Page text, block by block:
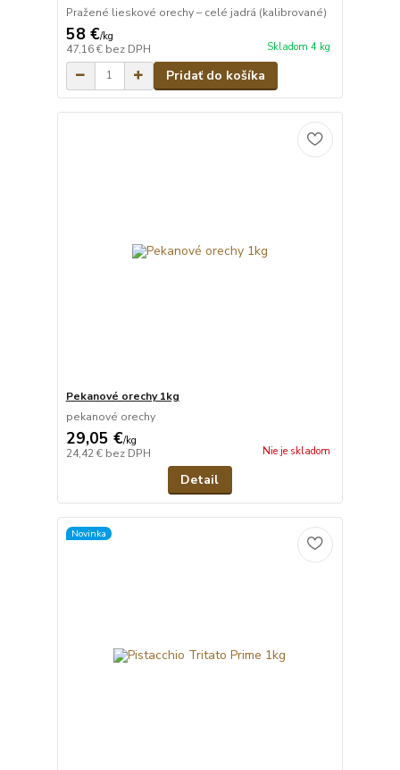
Pražené lieskové orechy – celé jadrá (kalibrované)
58 €/kg
47,16 € bez DPH Skladom 4 kg
Pridať do košíka
Pekanové orechy 1kg
pekanové orechy
29,05 €/kg
24,42 € bez DPH Nie je skladom
Detail
Novinka